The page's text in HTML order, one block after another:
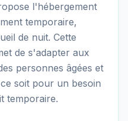
l'hébergement
temporaire,
de nuit. Cette
de s'adapter aux
personnes âgées et
soit pour un besoin
temporaire.